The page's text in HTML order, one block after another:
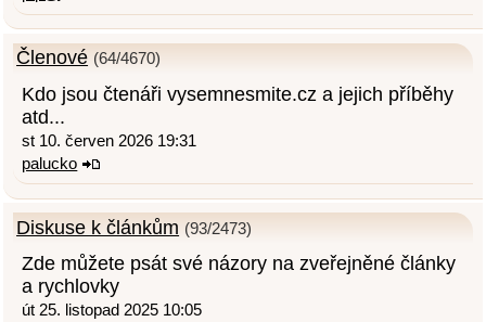
Členové (64/4670)
Kdo jsou čtenáři vysemnesmite.cz a jejich příběhy
atd...
st 10. červen 2026 19:31
palucko
Diskuse k článkům (93/2473)
Zde můžete psát své názory na zveřejněné články
a rychlovky
út 25. listopad 2025 10:05